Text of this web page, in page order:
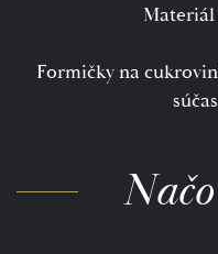
Materiál
Formičky na